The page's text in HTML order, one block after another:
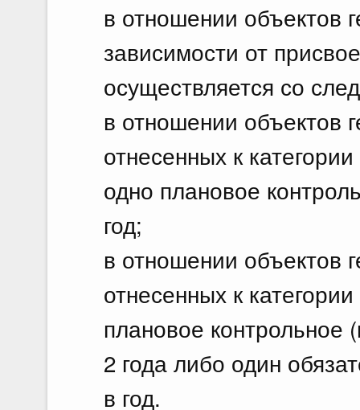
в отношении объектов
зависимости от
осуществляется со
в отношении объектов
отнесенных к
одно плановое
год;
в отношении объектов
отнесенных к
плановое контрольное
2 года либо один
в год.